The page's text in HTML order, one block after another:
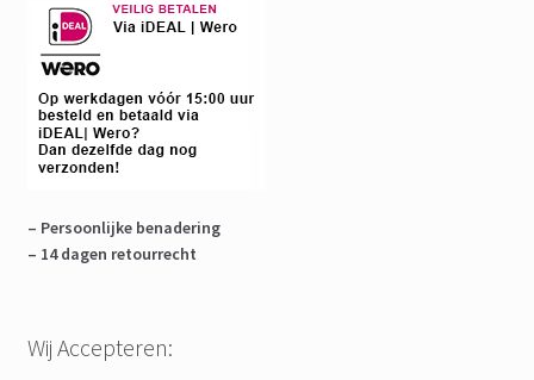
– Persoonlijke benadering
– 14 dagen retourrecht
Wij Accepteren: